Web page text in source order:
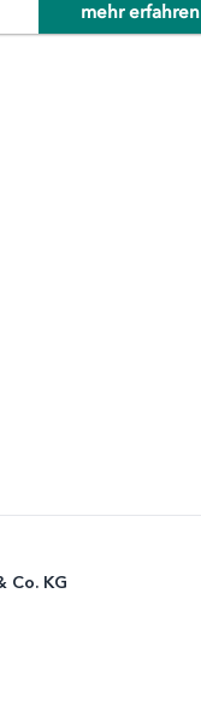
mehr erfahren
Co. KG